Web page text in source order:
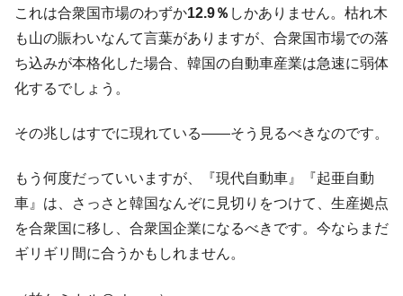
これは合衆国市場のわずか12.9％ しかありません。枯れ木
も山の賑わいなんて言葉がありますが、合衆国市場での落
ち込みが本格化した場合、韓国の自動車産業は急速に弱体
化するでしょう。
その兆しはすでに現れている――そう見るべきなのです。
もう何度だっていいますが、『現代自動車』『起亜自動
車』は、さっさと韓国なんぞに見切りをつけて、生産拠点
を合衆国に移し、合衆国企業になるべきです。今ならまだ
ギリギリ間に合うかもしれません。